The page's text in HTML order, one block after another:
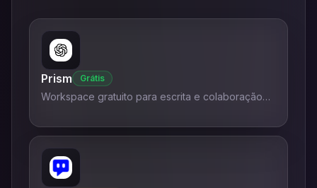
Prism Grátis
Workspace gratuito para escrita e colaboração